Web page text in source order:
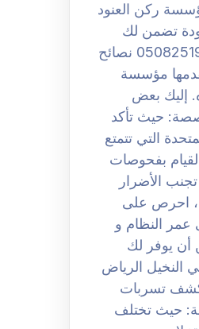
ركن العنود
تضمن لك
راحة البال و سلامة منزلك. شركة كشف تسربات المياه بحي النخيل الرياض 0508251950 نصائح
مؤسسة
إليك بعض
1. اختيار شركة متخصصة: حيث تأكد
التي تتمتع
القيام بفحوصات
الأضرار
احرص على
عمر النظام و
أن يوفر لك
النخيل الرياض
كشف تسربات
حيث تختلف